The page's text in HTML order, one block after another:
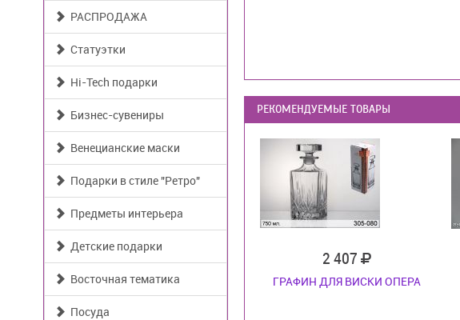
РАСПРОДАЖА
Статуэтки
Hi-Tech подарки
Бизнес-сувениры
Венецианские маски
Подарки в стиле "Ретро"
Предметы интерьера
Детские подарки
Восточная тематика
Посуда
РЕКОМЕНДУЕМЫЕ ТОВАРЫ
2 407
ГРАФИН ДЛЯ ВИСКИ ОПЕРА